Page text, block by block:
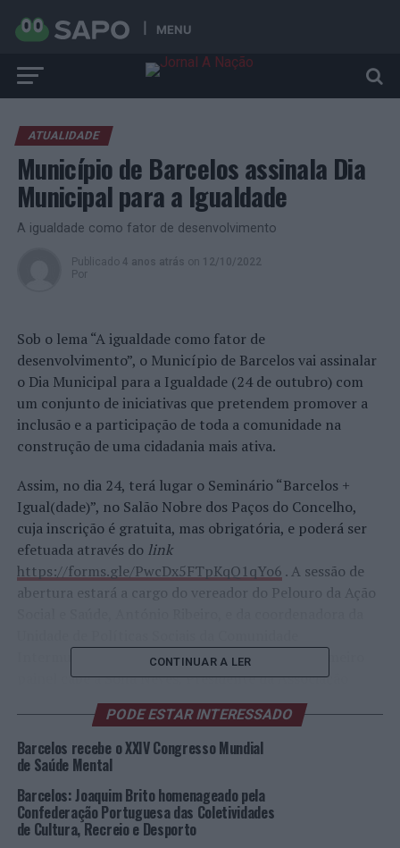
MENU
ATUALIDADE
Município de Barcelos assinala Dia
Municipal para a Igualdade
A igualdade como fator de desenvolvimento
Publicado 4 anos atrás on 12/10/2022
Por
Sob o lema “A igualdade como fator de
desenvolvimento”, o Município de Barcelos vai assinalar
o Dia Municipal para a Igualdade (24 de outubro) com
um conjunto de iniciativas que pretendem promover a
inclusão e a participação de toda a comunidade na
construção de uma cidadania mais ativa.
Assim, no dia 24, terá lugar o Seminário “Barcelos +
Igual(dade)”, no Salão Nobre dos Paços do Concelho,
cuja inscrição é gratuita, mas obrigatória, e poderá ser
efetuada através do link
https://forms.gle/PwcDx5FTpKqQ1qYo6 . A sessão de
abertura estará a cargo do vereador do Pelouro da Ação
Intermunicipal do Cávado, Daniela Gomes. O primeiro
painel cabe a Sofia Neves, Presidente da Associação
Plano i para a Igualdade e Inclusão, e trata da
“Igualdade de Género. O que nos diz o Presente sobre o
Futuro?”. Às 10h30, é a vez de Carla Cerqueira, docente
na Universidade Lusófona do Porto, apresentar
“Conciliação entre a vida pessoal, profissional e
familiar”.
CONTINUAR A LER
PODE ESTAR INTERESSADO
Barcelos recebe o XXIV Congresso Mundial
de Saúde Mental
Barcelos: Joaquim Brito homenageado pela
Confederação Portuguesa das Coletividades
de Cultura, Recreio e Desporto